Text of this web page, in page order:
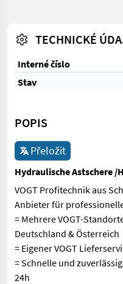
TECHNICKÉ
Interné číslo
Stav
POPIS
Přeložit
Hydraulische Astschere /
VOGT Profitechnik aus
Anbieter für
= Mehrere VOGT-
Deutschland & Österreich
= Eigener VOGT
= Schnelle und
24h